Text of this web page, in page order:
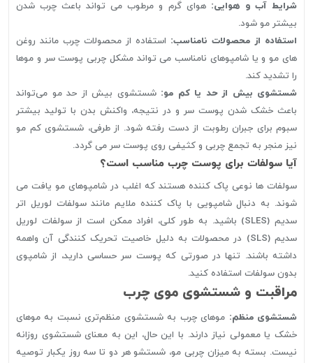
شرایط آب و هوایی: هوای گرم و مرطوب می تواند باعث چرب شدن
بیشتر مو شود.
استفاده از محصولات نامناسب: استفاده از محصولات چرب مانند روغن
های مو و یا شامپوهای نامناسب می تواند مشکل چربی پوست سر و موها
را تشدید کند.
شستشوی بیش از حد یا کم مو: شستشوی بیش از حد مو می‌تواند
باعث خشک شدن پوست سر و در نتیجه، واکنش بدن با تولید بیشتر
سبوم برای جبران رطوبت از دست رفته شود. از طرفی، شستشوی کم مو
نیز منجر به تجمع چربی و کثیفی روی پوست سر می گردد.
آیا سولفات برای پوست چرب مناسب است؟
سولفات ها نوعی پاک کننده هستند که اغلب در شامپوهای مو یافت می
شوند. به دنبال شامپویی با پاک کننده ملایم مانند سولفات لوریل اتر
سدیم (SLES) باشید. به طور کلی، افراد ممکن است از سولفات لوریل
سدیم (SLS) در محصولات به دلیل خاصیت تحریک کنندگی آن واهمه
داشته باشند. تنها در صورتی که پوست سر حساسی دارید، از شامپوی
بدون سولفات استفاده کنید.
مراقبت و شستشوی موی چرب
شستشوی منظم: موهای چرب به شستشوی منظم‌تری نسبت به موهای
خشک یا معمولی نیاز دارند. با این حال، این به معنای شستشوی روزانه
نیست. بسته به میزان چربی مو، شستشو هر دو تا سه روز یکبار توصیه